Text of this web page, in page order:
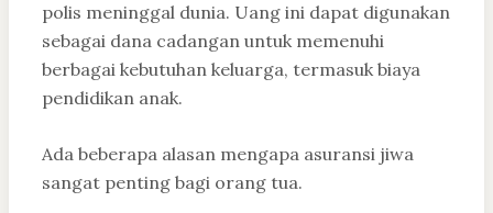
polis meninggal dunia. Uang ini dapat digunakan
sebagai dana cadangan untuk memenuhi
berbagai kebutuhan keluarga, termasuk biaya
pendidikan anak.
Ada beberapa alasan mengapa asuransi jiwa
sangat penting bagi orang tua.